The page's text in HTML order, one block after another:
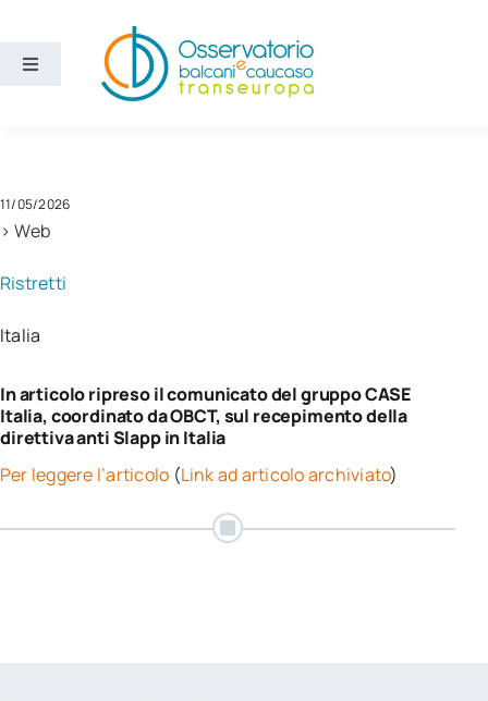
contenuto
Toggle
Temi
Sezioni
Chi siamo
Cerca
11/05/2026
> Web
Ristretti
Italia
In articolo ripreso il comunicato del gruppo CASE
Italia, coordinato da OBCT, sul recepimento della
direttiva anti Slapp in Italia
Per leggere l’articolo (Link ad articolo archiviato)